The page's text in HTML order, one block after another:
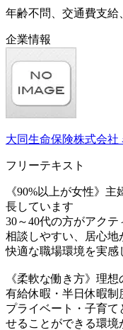
年齢不問、交通費支給
企業情報
大同生命保険株式会社
フリーテキスト
《90%以上が女性》
長しています
30～40代の方がアクテ
相談しやすい、居心地
快適な職場環境を実感
《柔軟な働き方》理
有給休暇・半日休暇制
プライベート・子育て
せることができる環境